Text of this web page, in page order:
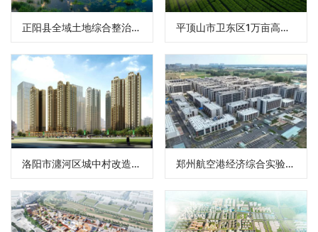
正阳县全域土地综合整治项目 平顶山市卫东区1万亩高标准农田示范区项目
洛阳市瀍河区城中村改造项目 郑州航空港经济综合实验区梅河芳邻租赁住房项目